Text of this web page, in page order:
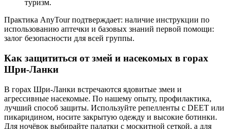
туризм.
Практика AnyTour подтверждает: наличие инструкции по
использованию аптечки и базовых знаний первой помощи:
залог безопасности для всей группы.
Как защититься от змей и насекомых в горах
Шри-Ланки
В горах Шри-Ланки встречаются ядовитые змеи и
агрессивные насекомые. По нашему опыту, профилактика,
лучший способ защиты. Используйте репелленты с DEET или
пикаридином, носите закрытую одежду и высокие ботинки.
Для ночёвок выбирайте палатки с москитной сеткой, а для